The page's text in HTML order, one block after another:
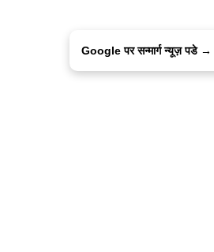
Google पर सन्मार्ग न्यूज़ पडे →